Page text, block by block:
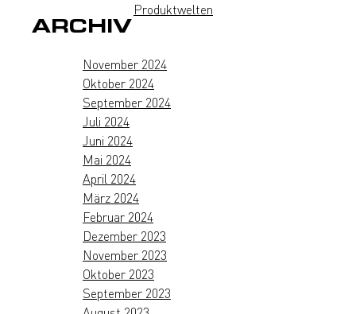
Produktwelten
ARCHIV
November 2024
Oktober 2024
September 2024
Juli 2024
Juni 2024
Mai 2024
April 2024
März 2024
Februar 2024
Dezember 2023
November 2023
Oktober 2023
September 2023